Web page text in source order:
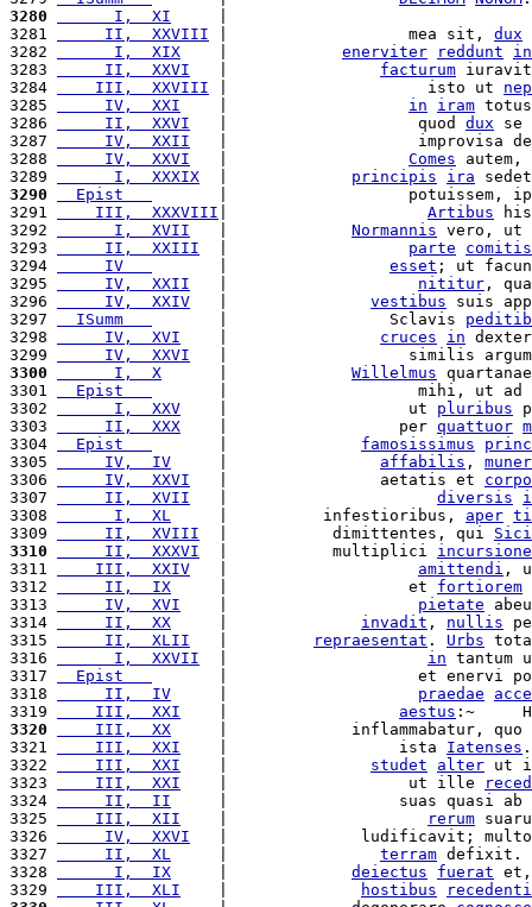
3280
      I,  XI
3281
     II,  XXVIII
|                   mea sit, dux
3282
      I,  XIX
enerviter reddunt
in
3283
     II,  XXVI
facturum
3284
    III,  XXVIII
|                     isto ut
3285
     IV,  XXI
in iram
3286
     II,  XXVI
   |                    quod
dux se
3287
     IV,  XXII
|                    improvisa
3288
     IV,  XXVI
Comes autem,
3289
      I,  XXXIX
principis ira
3290
  Epist
|                   potuissem,
3291
    III,  XXXVIII
Artibus
3292
      I,  XVII
Normannis vero, ut
3293
     II,  XXIII
parte
comitis
3294
     IV
esset ; ut
3295
     IV,  XXII
nititur ,
3296
     IV,  XXIV
vestibus suis
3297
  ISumm
       |                 Sclavis
3298
     IV,  XVI
cruces in
3299
     IV,  XXVI
|                   similis
3300
      I,  X
Willelmus
3301
  Epist
|                    mihi, ut
3302
      I,  XXV
    |                   ut
pluribus
3303
     II,  XXX
    |                  per
quattuor
3304
  Epist
famosissimus
3305
     IV,  IV
affabilis ,
3306
     IV,  XXVI
   |                aetatis et
3307
     II,  XVII
diversis
3308
      I,  XL
     |          infestioribus,
aper
3309
     II,  XVIII
  |           dimittentes, qui
3310
     II,  XXXVI
  |           multiplici
incursione
3311
    III,  XXIV
amittendi ,
3312
     II,  IX
     |                   et
fortiorem
3313
     IV,  XVI
pietate
3314
     II,  XX
invadit , nullis
3315
     II,  XLII
repraesentat . Urbs
3316
      I,  XXVII
in tantum
3317
  Epist
|                    et enervi
3318
     II,  IV
praedae
3319
    III,  XXI
aestus :~
3320
    III,  XX
|             inflammabatur,
3321
    III,  XXI
    |                  ista
Iatenses
3322
    III,  XXI
studet alter ut
3323
    III,  XXI
    |                   ut ille
3324
     II,  II
|                  suas quasi
3325
    III,  XII
rerum
3326
     IV,  XXVI
|              ludificavit;
3327
     II,  XL
terram defixit.
3328
      I,  IX
deiectus fuerat
3329
    III,  XLI
hostibus